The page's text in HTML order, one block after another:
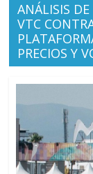
ANÁLISIS DE
VTC
PRECIOS Y